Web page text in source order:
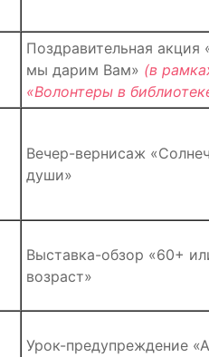
Поздравительная акция
мы дарим Вам» (в
«Волонтеры в
Вечер-вернисаж
души»
Выставка-обзор «60+
возраст»
Урок-предупреждение